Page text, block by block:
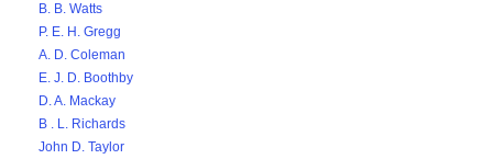
B. B. Watts
P. E. H. Gregg
A. D. Coleman
E. J. D. Boothby
D. A. Mackay
B . L. Richards
John D. Taylor